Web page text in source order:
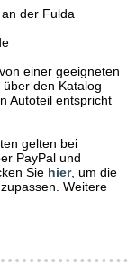
der Fulda
einer geeigneten
den Katalog
Autoteil entspricht
gelten bei
PayPal und
Sie hier, um die
Weitere